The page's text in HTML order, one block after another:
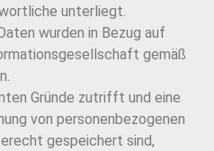
unterliegt.
wurden in Bezug auf
gemäß
Gründe zutrifft und eine
von personenbezogenen
gespeichert sind,